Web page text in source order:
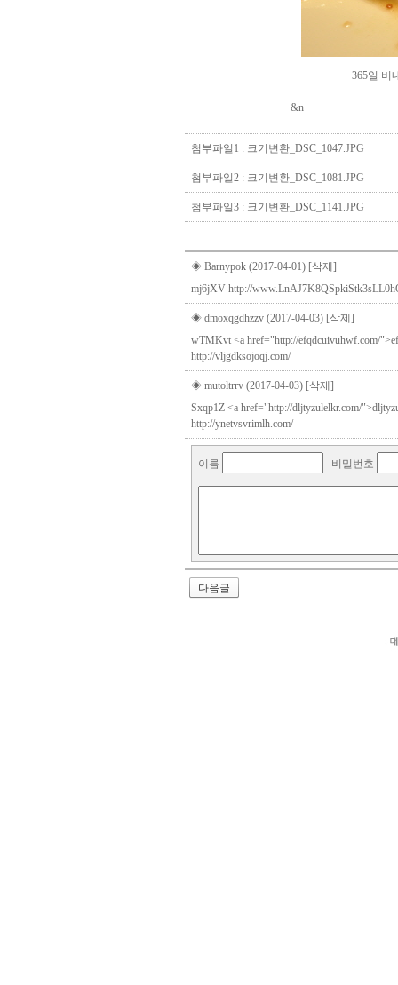
365일 비내리는 집
&n
첨부파일1 : 크기변환_DSC_1047.JPG
첨부파일2 : 크기변환_DSC_1081.JPG
첨부파일3 : 크기변환_DSC_1141.JPG
◈ Barnypok (2017-04-01) [삭제]
mj6jXV http://
◈ dmoxqgdhzzv (2017-04-03) [삭제]
wTMKvt <a href="http://efqdcuivuhwf.com/
http://vljgdksojoqj.com/
◈ mutoltrrv (2017-04-03) [삭제]
Sxqp1Z <a href="http://dljtyzulelkr.com/
http://ynetvsvrimlh.com/
이름 비밀번호